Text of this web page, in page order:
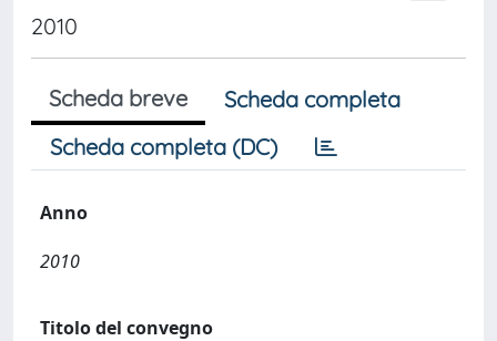
2010
Scheda breve
Scheda completa
Scheda completa (DC)
Anno
2010
Titolo del convegno